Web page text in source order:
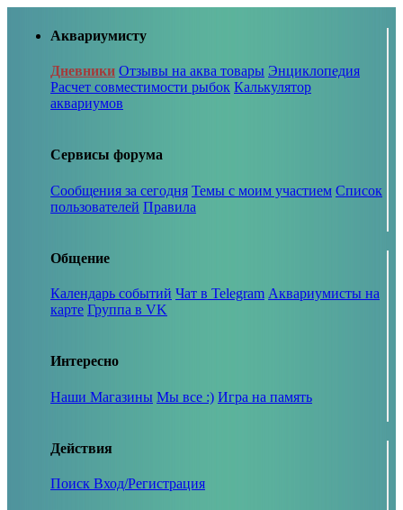
Аквариумисту
Дневники Отзывы на аква товары Энциклопедия
Расчет совместимости рыбок Калькулятор
аквариумов
Сервисы форума
Сообщения за сегодня Темы с моим участием Список
пользователей Правила
Общение
Календарь событий Чат в Telegram Аквариумисты на
карте Группа в VK
Интересно
Наши Магазины Мы все :) Игра на память
Действия
Поиск Вход/Регистрация